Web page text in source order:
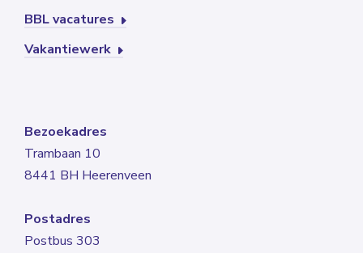
BBL vacatures
Vakantiewerk
Bezoekadres
Trambaan 10
8441 BH Heerenveen
Postadres
Postbus 303